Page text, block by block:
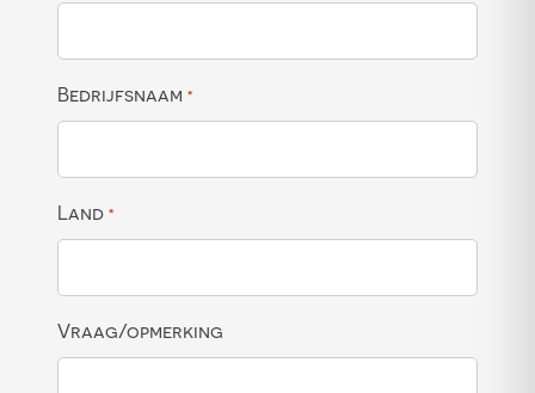
Bedrijfsnaam *
Land *
Vraag/opmerking